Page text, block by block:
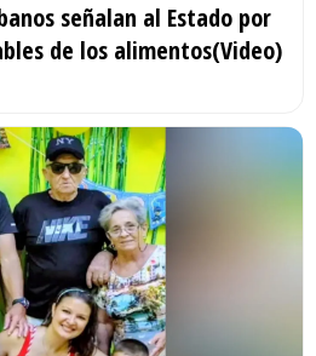
señalan al Estado por
de los alimentos(Video)